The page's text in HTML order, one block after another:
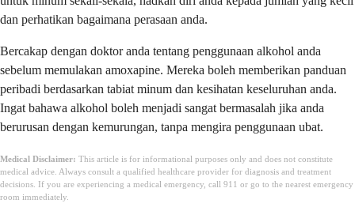
dan perhatikan bagaimana perasaan anda.
Bercakap dengan doktor anda tentang penggunaan alkohol anda
sebelum memulakan amoxapine. Mereka boleh memberikan panduan
peribadi berdasarkan tabiat minum dan kesihatan keseluruhan anda.
Ingat bahawa alkohol boleh menjadi sangat bermasalah jika anda
berurusan dengan kemurungan, tanpa mengira penggunaan ubat.
Medical Disclaimer: This article is for informational purposes only and does not constitute
medical advice. Always consult a qualified healthcare provider for diagnosis and treatment
decisions. If you are experiencing a medical emergency, call 911 or go to the nearest emergency
room immediately.